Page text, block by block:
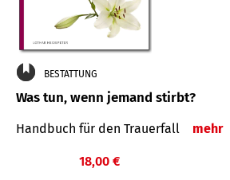
BESTATTUNG
Was tun, wenn jemand stirbt?
Handbuch für den Trauerfall mehr
18,00 €